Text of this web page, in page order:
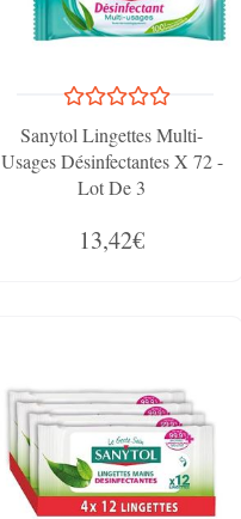
Sanytol Lingettes Multi-
Usages Désinfectantes X 72 -
Lot De 3
13,42€